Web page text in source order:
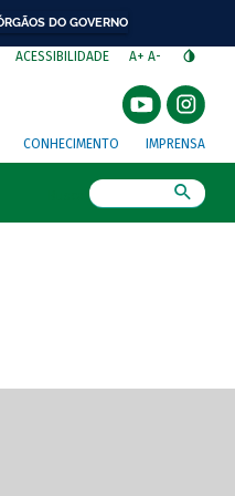
DO GOVERNO
ACESSIBILIDADE A+ A-
CONHECIMENTO IMPRENSA